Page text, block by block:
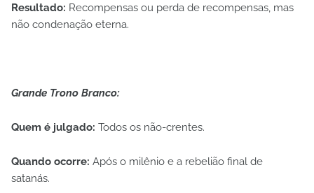
Resultado: Recompensas ou perda de recompensas, mas
não condenação eterna.
Grande Trono Branco:
Quem é julgado: Todos os não-crentes.
Quando ocorre: Após o milênio e a rebelião final de
satanás.